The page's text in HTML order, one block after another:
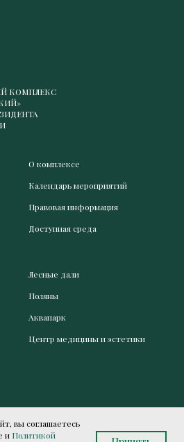
вы соглашаетесь
и Политикой
КОМПЛЕКС
О комплексе
Календарь мероприятий
Правовая информация
Доступная среда
Лесные дали
Поляны
Аквапарк
Центр медицины и эстетики